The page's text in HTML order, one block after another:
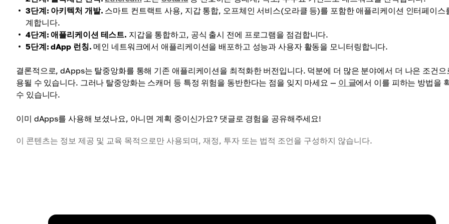
3단계: 아키텍처 개발. 스마트 컨트랙트 사용, 지갑 통합, 오프체인 서비스(오라클 등)를 포함한 애플리케이션 인터페이스
계합니다.
4단계: 애플리케이션 테스트. 지갑을 통합하고, 공식 출시 전에 프로그램을 점검합니다.
5단계: dApp 런칭. 메인 네트워크에서 애플리케이션을 배포하고 성능과 사용자 활동을 모니터링합니다.
결론적으로, dApps는 탈중앙화를 통해 기존 애플리케이션을 최적화한 버전입니다. 덕분에 더 많은 분야에서 더 나은 조건으
용될 수 있습니다. 그러나 탈중앙화는 스캐머 등 특정 위험을 동반한다는 점을 잊지 마세요 — 이 글에서 이를 피하는 방법을
수 있습니다.
이미 dApps를 사용해 보셨나요, 아니면 계획 중이신가요? 댓글로 경험을 공유해주세요!
이 콘텐츠는 정보 제공 및 교육 목적으로만 사용되며, 재정, 투자 또는 법적 조언을 구성하지 않습니다.